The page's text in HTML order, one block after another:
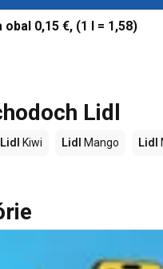
0,15 €, (1 l = 1,58)
Lidl
Lidl Kiwi Lidl Mango Lidl